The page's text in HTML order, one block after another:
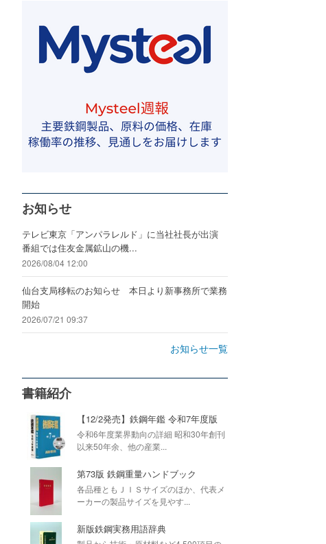
お知らせ
テレビ東京「アンパラレルド」に当社社長が出演
番組では住友金属鉱山の機...
2026/08/04 12:00
仙台支局移転のお知らせ 本日より新事務所で業務
開始
2026/07/21 09:37
お知らせ一覧
書籍紹介
【12/2発売】鉄鋼年鑑 令和7年度版
令和6年度業界動向の詳細 昭和30年創刊
以来50年余、他の産業...
第73版 鉄鋼重量ハンドブック
各品種ともＪＩＳサイズのほか、代表メ
ーカーの製品サイズを見やす...
新版鉄鋼実務用語辞典